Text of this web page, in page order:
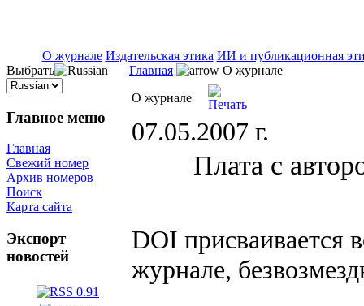
О журнале Издательская этика ИИ и публикационная
Выбрать
Главное меню
Главная
Свежий номер
Архив номеров
Поиск
Карта сайта
Экспорт
новостей
Главная
О журнале
О журнале
07.05.2007 г.
Плата с
DOI присваивается
журнале,